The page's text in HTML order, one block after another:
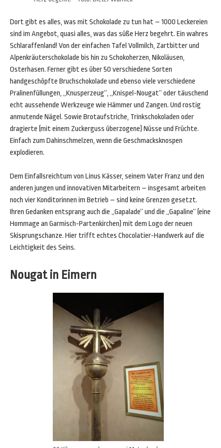
Dort gibt es alles, was mit Schokolade zu tun hat – 1000 Leckereien
sind im Angebot, quasi alles, was das süße Herz begehrt. Ein wahres
Schlaraffenland! Von der einfachen Tafel Vollmilch, Zartbitter und
Alpenkräuterschokolade bis hin zu Schokoherzen, Nikoläusen,
Osterhasen. Ferner gibt es über 50 verschiedene Sorten
handgeschöpfte Bruchschokolade und ebenso viele verschiedene
Pralinenfüllungen, „Knusperzeug“, „Knispel-Nougat“ oder täuschend
echt aussehende Werkzeuge wie Hämmer und Zangen. Und rostig
anmutende Nägel. Sowie Brotaufstriche, Trinkschokoladen oder
dragierte (mit einem Zuckerguss überzogene) Nüsse und Früchte.
Einfach zum Dahinschmelzen, wenn die Geschmacksknospen
explodieren.
Dem Einfallsreichtum von Linus Kässer, seinem Vater Franz und den
anderen jungen und innovativen Mitarbeitern – insgesamt arbeiten
noch vier Konditorinnen im Betrieb – sind keine Grenzen gesetzt.
Ihren Gedanken entsprang auch die „Gapalade“ und die „Gapaline“ (eine
Hommage an Garmisch-Partenkirchen) mit dem Logo der neuen
Skisprungschanze. Hier trifft echtes Chocolatier-Handwerk auf die
Leichtigkeit des Seins.
Nougat in Eimern